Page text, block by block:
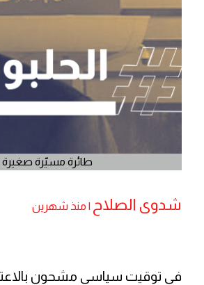
طائرة مسيّرة
شدوى الصلاح | منذ شهرين
في توقيت سياسي مشحون